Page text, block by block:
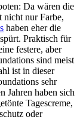
Da wären die
nicht nur Farbe,
haben eher die
Praktisch für
festere, aber
sind meist
ist in dieser
sehr
Jahren haben sich
Tagescreme,
oder